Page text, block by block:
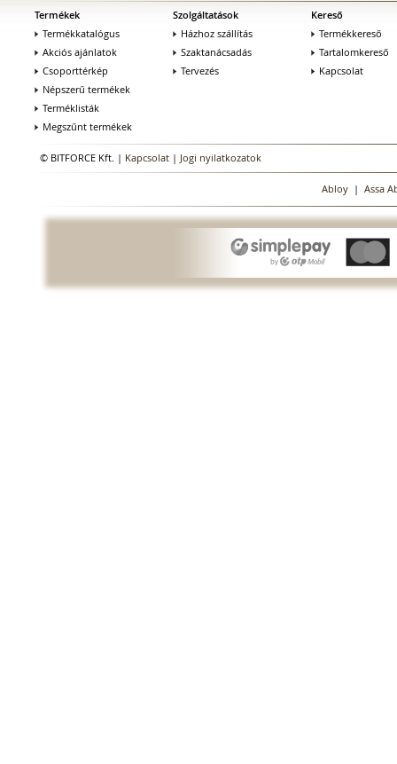
Termékek
Termékkatalógus
Akciós ajánlatok
Csoporttérkép
Népszerű termékek
Terméklisták
Megszűnt termékek
Szolgáltatások
Házhoz szállítás
Szaktanácsadás
Tervezés
Kereső
Termékkereső
Tartalomkereső
Kapcsolat
© BITFORCE Kft. | Kapcsolat | Jogi nyilatkozatok
Abloy| Assa